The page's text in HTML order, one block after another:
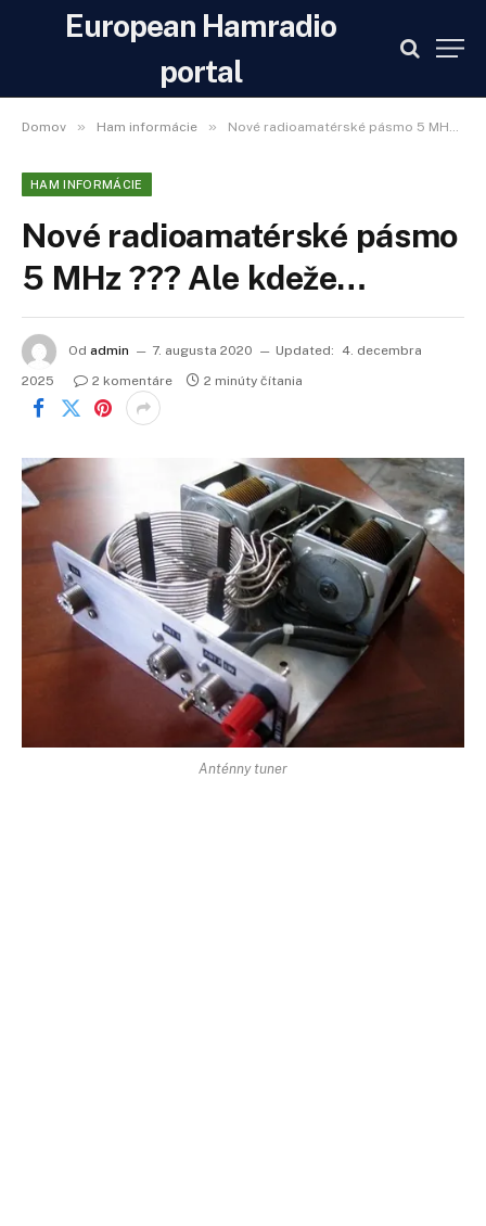
European Hamradio
portal
Domov » Ham informácie » Nové radioamatérské pásmo 5 MHz ??? Ale kdeže…
HAM INFORMÁCIE
Nové radioamatérské pásmo
5 MHz ??? Ale kdeže…
Od admin 7. augusta 2020 Updated:
4. decembra
2025
2 komentáre 2 minúty čítania
Anténny tuner